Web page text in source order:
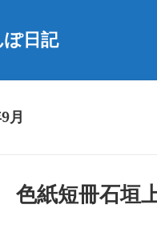
日記
月
紙短冊石垣